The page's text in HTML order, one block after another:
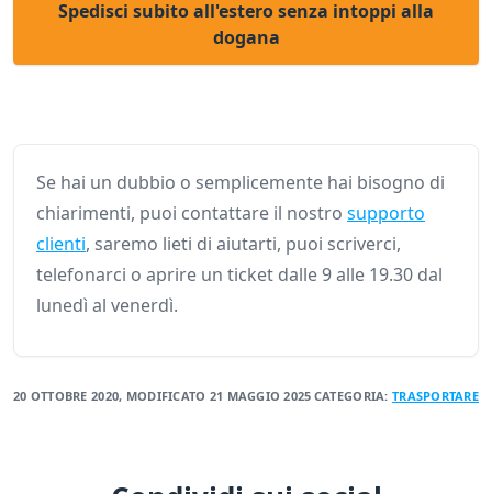
Spedisci subito all'estero senza intoppi alla
dogana
Se hai un dubbio o semplicemente hai bisogno di
chiarimenti, puoi contattare il nostro supporto
clienti, saremo lieti di aiutarti, puoi scriverci,
telefonarci o aprire un ticket dalle 9 alle 19.30 dal
lunedì al venerdì.
20 OTTOBRE 2020, MODIFICATO 21 MAGGIO 2025 CATEGORIA: TRASPORTARE